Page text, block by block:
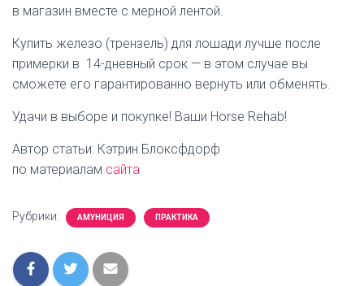
в магазин вместе с мерной лентой.
Купить железо (трензель) для лошади лучше после
примерки в 14-дневный срок — в этом случае вы
сможете его гарантированно вернуть или обменять.
Удачи в выборе и покупке! Ваши Horse Rehab!
Автор статьи: Кэтрин Блоксфдорф
по материалам сайта
Рубрики: АМУНИЦИЯ ПРАКТИКА